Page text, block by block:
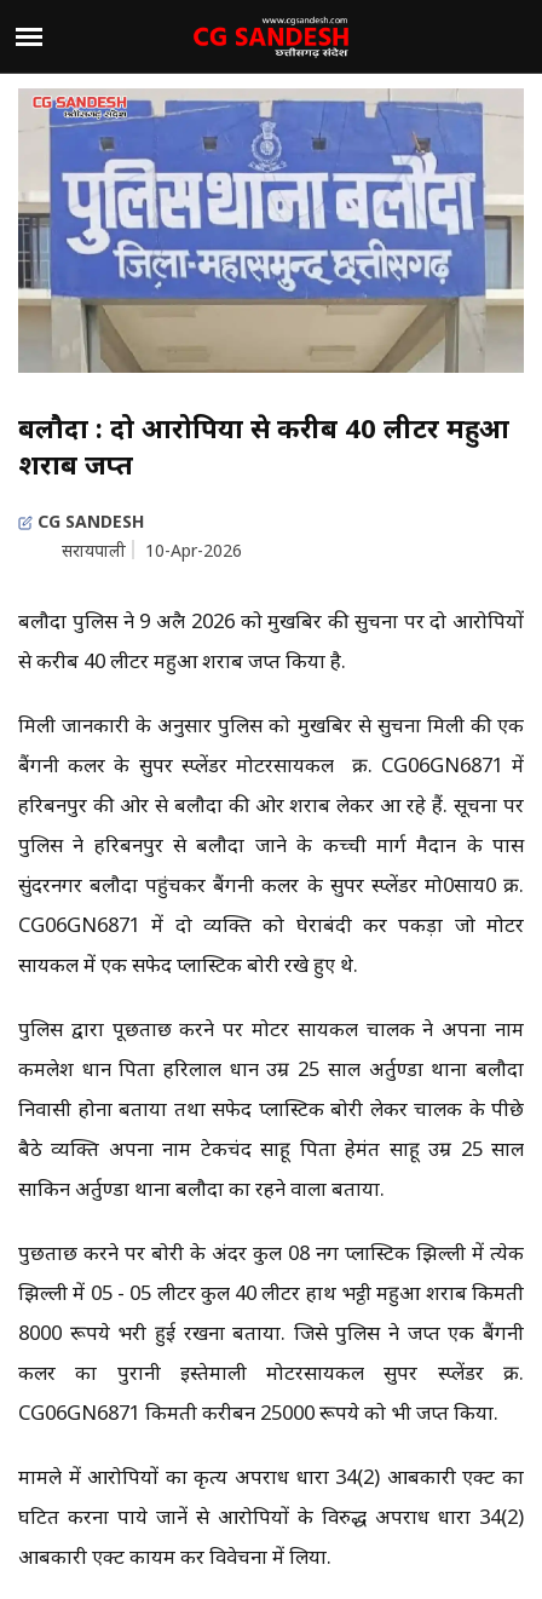
बलौदा : दो आरोपियों से करीब 40 लीटर महुआ
शराब जप्त
CG SANDESH
सरायपाली
10-Apr-2026
बलौदा पुलिस ने 9 अप्रैल 2026 को मुखबिर की सुचना पर दो आरोपियों
से करीब 40 लीटर महुआ शराब जप्त किया है.
मिली जानकारी के अनुसार पुलिस को मुखबिर से सुचना मिली की एक
बैंगनी कलर के सुपर स्प्लेंडर मोटरसायकल क्र. CG06GN6871 में
हरिबनपुर की ओर से बलौदा की ओर शराब लेकर आ रहे हैं. सूचना पर
पुलिस ने हरिबनपुर से बलौदा जाने के कच्ची मार्ग मैदान के पास
सुंदरनगर बलौदा पहुंचकर बैंगनी कलर के सुपर स्प्लेंडर मो0साय0 क्र.
CG06GN6871 में दो व्यक्ति को घेराबंदी कर पकड़ा जो मोटर
सायकल में एक सफेद प्लास्टिक बोरी रखे हुए थे.
पुलिस द्वारा पूछताछ करने पर मोटर सायकल चालक ने अपना नाम
कमलेश प्रधान पिता हरिलाल प्रधान उम्र 25 साल अर्तुण्डा थाना बलौदा
निवासी होना बताया तथा सफेद प्लास्टिक बोरी लेकर चालक के पीछे
बैठे व्यक्ति अपना नाम टेकचंद साहू पिता हेमंत साहू उम्र 25 साल
साकिन अर्तुण्डा थाना बलौदा का रहने वाला बताया.
पुछताछ करने पर बोरी के अंदर कुल 08 नग प्लास्टिक झिल्ली में प्रत्येक
झिल्ली में 05 - 05 लीटर कुल 40 लीटर हाथ भट्ठी महुआ शराब किमती
8000 रूपये भरी हुई रखना बताया. जिसे पुलिस ने जप्त एक बैंगनी
कलर का पुरानी इस्तेमाली मोटरसायकल सुपर स्प्लेंडर क्र.
CG06GN6871 किमती करीबन 25000 रूपये को भी जप्त किया.
मामले में आरोपियों का कृत्य अपराध धारा 34(2) आबकारी एक्ट का
घटित करना पाये जानें से आरोपियों के विरुद्ध अपराध धारा 34(2)
आबकारी एक्ट कायम कर विवेचना में लिया.